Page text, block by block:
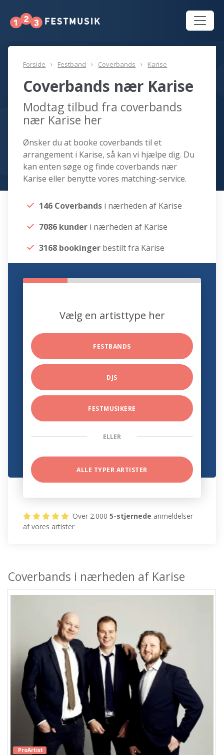
Forside Festband Coverbands Karise
Coverbands nær Karise
Modtag tilbud fra coverbands
nær Karise her
Ønsker du at booke coverbands til et
arrangement i Karise, så kan vi hjælpe dig. Du
kan enten søge og finde coverbands nær
Karise eller benytte vores matching-service.
146 Coverbands i nærheden af Karise
7086 kunder i nærheden af Karise
3168 bookinger bestilt fra Karise
Vælg en artisttype her
FESTBANDS
DJS
FESTMUSIKERE
ELLER
ALLE TYPER ARTISTER
Over 2.0005-stjernede anmeldelser
af vores artister
Coverbands i nærheden af Karise
ProArtist